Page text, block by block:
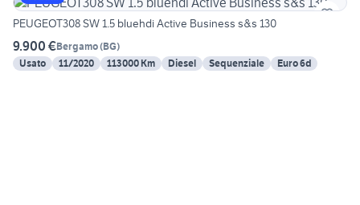
PEUGEOT308 SW 1.5 bluehdi Active Business s&s 130
9.900 €Bergamo(BG)
Usato
11/2020 113000 Km Diesel Sequenziale Euro 6d